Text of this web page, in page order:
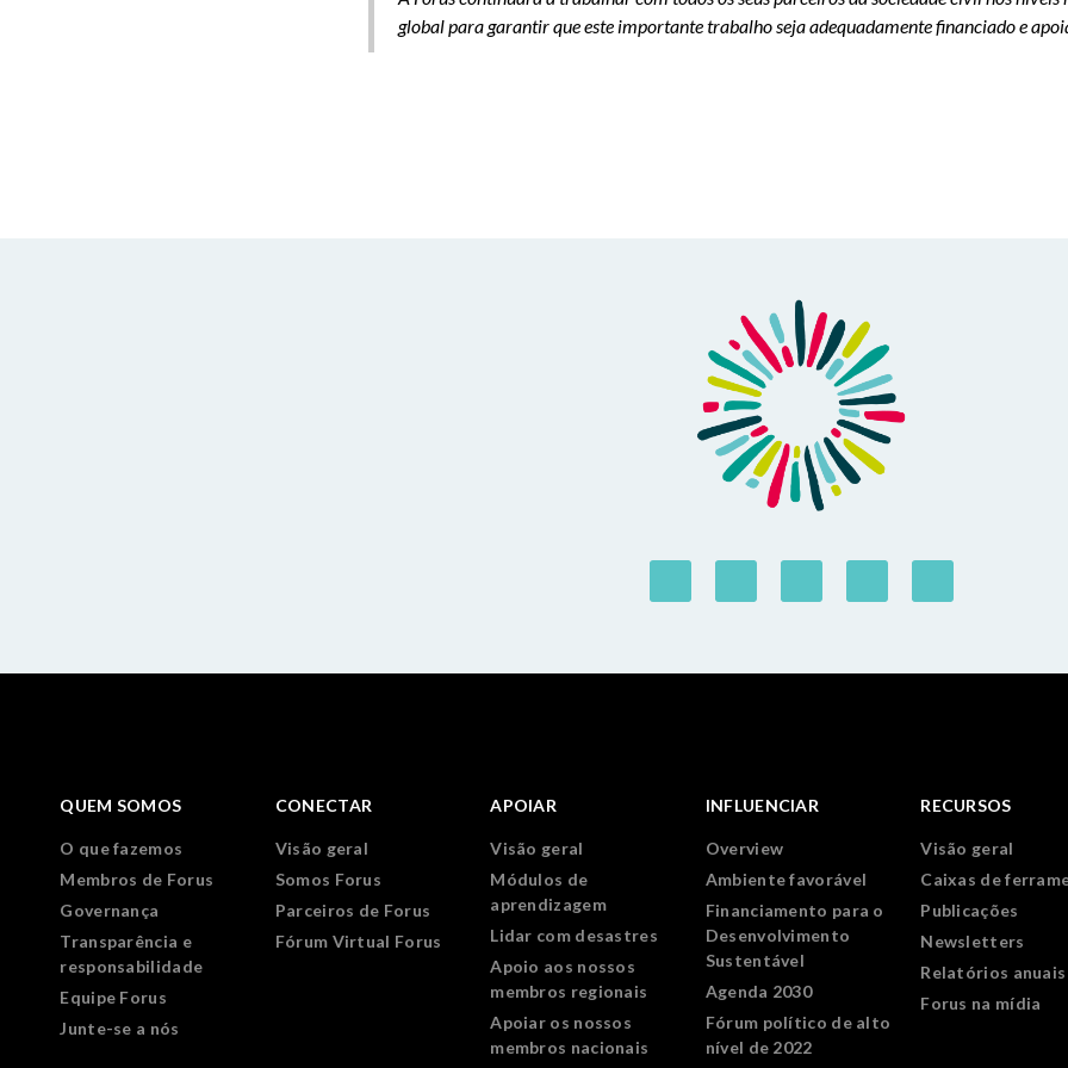
global para garantir que este importante trabalho seja adequadamente financiado e
QUEM SOMOS
O que fazemos
Membros de Forus
Governança
Transparência e
responsabilidade
Equipe Forus
Junte-se a nós
CONECTAR
Visão geral
Somos Forus
Parceiros de Forus
Fórum Virtual Forus
APOIAR
Visão geral
Módulos de
aprendizagem
Lidar com desastres
Apoio aos nossos
membros regionais
Apoiar os nossos
membros nacionais
INFLUENCIAR
Overview
Ambiente favorável
Financiamento para o
Desenvolvimento
Sustentável
Agenda 2030
Fórum político de alto
nível de 2022
RECURSOS
Visão geral
Caixas de
Publicações
Newsletters
Relatórios anuais
Forus na mídia